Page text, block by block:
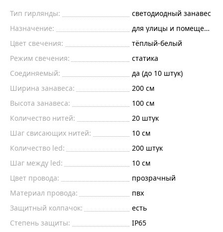
Тип гирлянды:
светодиодный занавес
Назначение:
для улицы и помещений
Цвет свечения:
тёплый-белый
Режим свечения:
статика
Соединяемый:
да (до 10 штук)
Ширина занавеса:
200 см
Высота занавеса:
100 см
Количество нитей:
20 штук
Шаг свисающих нитей:
10 см
Количество led:
200 штук
Шаг между led:
10 см
Цвет провода:
прозрачный
Материал провода:
пвх
Защитный колпачок:
есть
Степень защиты:
IP65